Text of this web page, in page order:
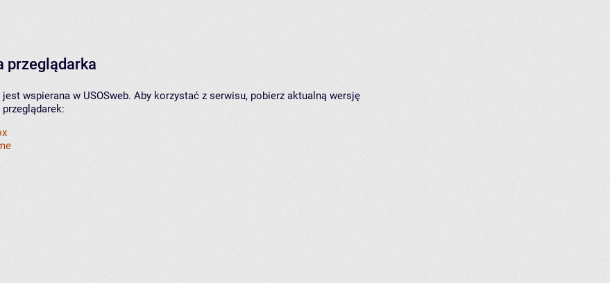
przeglądarka
jest wspierana w USOSweb. Aby korzystać z serwisu, pobierz aktualną wersję